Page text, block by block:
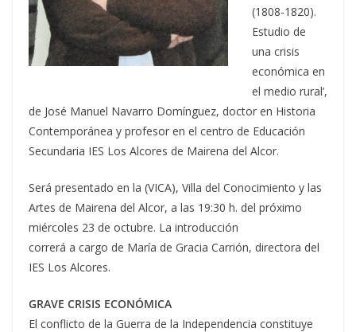
(1808-1820).
Estudio de
una crisis
económica en
el medio rural’,
de José Manuel Navarro Domínguez, doctor en Historia
Contemporánea y profesor en el centro de Educación
Secundaria IES Los Alcores de Mairena del Alcor.
Será presentado en la (VICA), Villa del Conocimiento y las
Artes de Mairena del Alcor, a las 19:30 h. del próximo
miércoles 23 de octubre. La introducción
correrá a cargo de María de Gracia Carrión, directora del
IES Los Alcores.
GRAVE CRISIS ECONÓMICA
El conflicto de la Guerra de la Independencia constituye